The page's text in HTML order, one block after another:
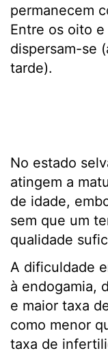
permanecem
Entre os oito
dispersam-se
tarde).
No estado
atingem a
de idade,
sem que um
qualidade
A dificuldade
à endogamia,
e maior taxa
como menor
taxa de